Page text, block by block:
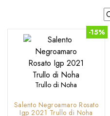
prodotti e minor quantità di
biologico è regolarizzata dal
esclusione di antiparassitari o
esempio, per quanto riguarda
utilizzati concimi organici. In
ricercano prodotti biologici,
filosofia produttiva vogliono
rinomata certificazione che
-15%
Trullo di Noha
Salento Negroamaro Rosato
Igp 2021 Trullo di Noha